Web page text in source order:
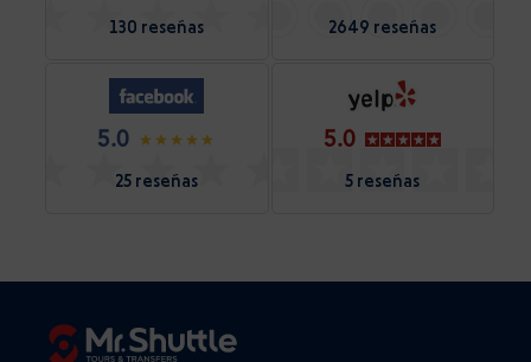
130 reseñas 2649 reseñas
5.0
25 reseñas
5.0
5 reseñas